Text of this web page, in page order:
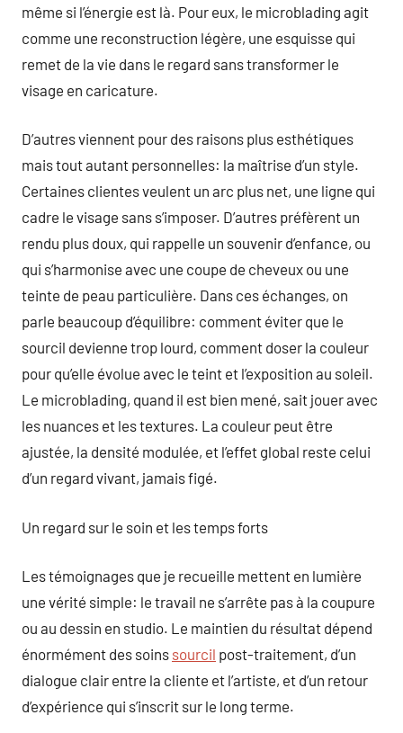
même si l’énergie est là. Pour eux, le microblading agit
comme une reconstruction légère, une esquisse qui
remet de la vie dans le regard sans transformer le
visage en caricature.
D’autres viennent pour des raisons plus esthétiques
mais tout autant personnelles: la maîtrise d’un style.
Certaines clientes veulent un arc plus net, une ligne qui
cadre le visage sans s’imposer. D’autres préfèrent un
rendu plus doux, qui rappelle un souvenir d’enfance, ou
qui s’harmonise avec une coupe de cheveux ou une
teinte de peau particulière. Dans ces échanges, on
parle beaucoup d’équilibre: comment éviter que le
sourcil devienne trop lourd, comment doser la couleur
pour qu’elle évolue avec le teint et l’exposition au soleil.
Le microblading, quand il est bien mené, sait jouer avec
les nuances et les textures. La couleur peut être
ajustée, la densité modulée, et l’effet global reste celui
d’un regard vivant, jamais figé.
Un regard sur le soin et les temps forts
Les témoignages que je recueille mettent en lumière
une vérité simple: le travail ne s’arrête pas à la coupure
ou au dessin en studio. Le maintien du résultat dépend
énormément des soins sourcil post-traitement, d’un
dialogue clair entre la cliente et l’artiste, et d’un retour
d’expérience qui s’inscrit sur le long terme.